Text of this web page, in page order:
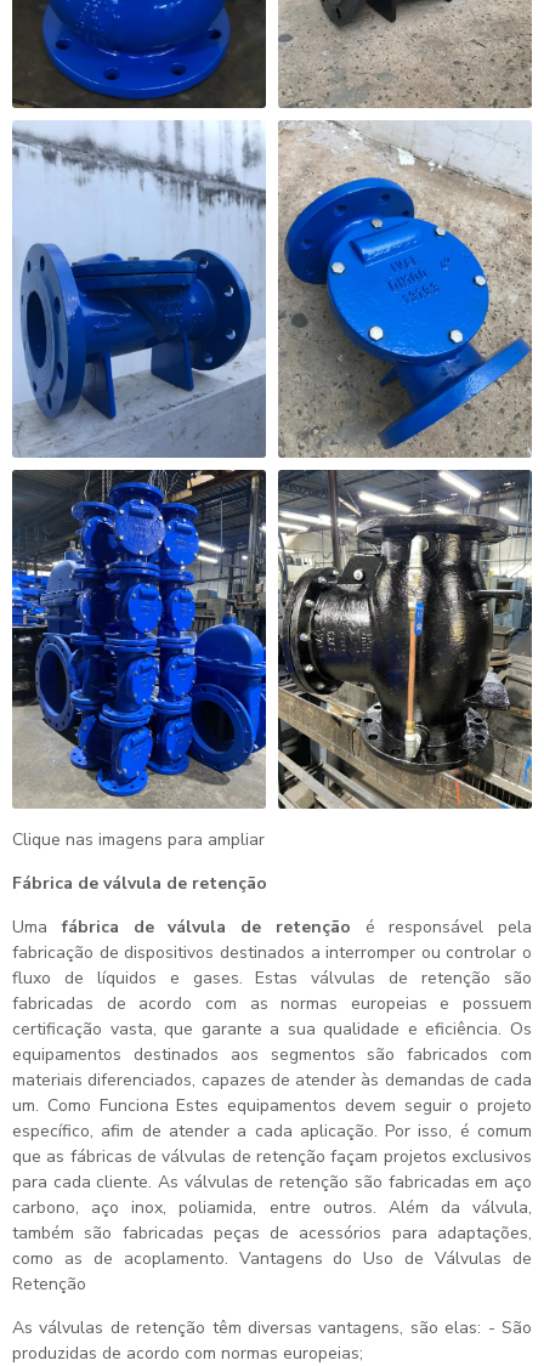
Clique nas imagens para ampliar
Fábrica de válvula de retenção
Umafábrica de válvula de retenção é responsável pela
fabricação de dispositivos destinados a interromper ou controlar o
fluxo de líquidos e gases. Estas válvulas de retenção são
fabricadas de acordo com as normas europeias e possuem
certificação vasta, que garante a sua qualidade e eficiência. Os
equipamentos destinados aos segmentos são fabricados com
materiais diferenciados, capazes de atender às demandas de cada
um. Como Funciona Estes equipamentos devem seguir o projeto
específico, afim de atender a cada aplicação. Por isso, é comum
que as fábricas de válvulas de retenção façam projetos exclusivos
para cada cliente. As válvulas de retenção são fabricadas em aço
carbono, aço inox, poliamida, entre outros. Além da válvula,
também são fabricadas peças de acessórios para adaptações,
como as de acoplamento. Vantagens do Uso de Válvulas de
Retenção
As válvulas de retenção têm diversas vantagens, são elas: - São
produzidas de acordo com normas europeias;